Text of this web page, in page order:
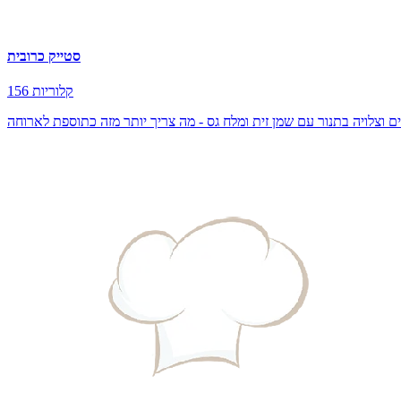
סטייק כרובית
156 קלוריות